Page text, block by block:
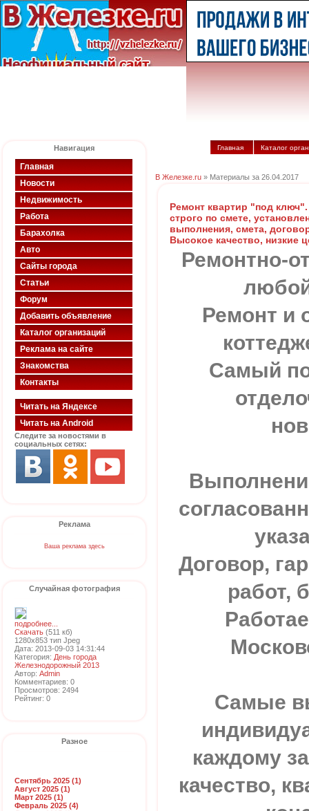
Навигация
Главная
Новости
Недвижимость
Работа
Барахолка
Авто
Сайты города
Статьи
Форум
Добавить объявление
Каталог организаций
Реклама на сайте
Знакомства
Контакты
Читать на Яндексе
Читать на Android
Следите за новостями в
социальных сетях:
Реклама
Ваша реклама здесь
Случайная фотография
подробнее...
Скачать (511 кб)
1280x853 тип Jpeg
Дата: 2013-09-03 14:31:44
Категория: День города
Железнодорожный 2013
Автор: Admin
Комментариев: 0
Просмотров: 2494
Рейтинг: 0
Разное
Сентябрь 2025 (1)
Август 2025 (1)
Март 2025 (1)
Февраль 2025 (4)
Главная Каталог
В Железке.ru » Материалы за 26.04.2017
Ремонт квартир "под
строго по смете,
выполнения, смета,
Высокое качество, низкие
Ремонтно-
Ремонт и
Самый
Договор,
работ,
Самые
каждому
качество,